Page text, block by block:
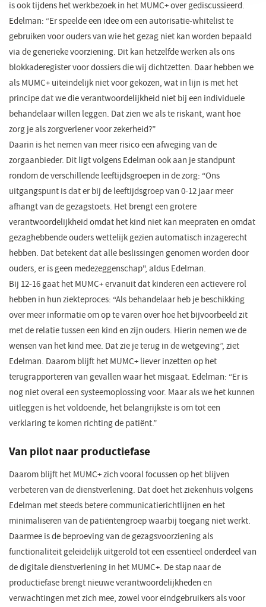
is ook tijdens het werkbezoek in het MUMC+ over gediscussieerd.
Edelman: “Er speelde een idee om een autorisatie-whitelist te
gebruiken voor ouders van wie het gezag niet kan worden bepaald
via de generieke voorziening. Dit kan hetzelfde werken als ons
blokkaderegister voor dossiers die wij dichtzetten. Daar hebben we
als MUMC+ uiteindelijk niet voor gekozen, wat in lijn is met het
principe dat we die verantwoordelijkheid niet bij een individuele
behandelaar willen leggen. Dat zien we als te riskant, want hoe
zorg je als zorgverlener voor zekerheid?”
Daarin is het nemen van meer risico een afweging van de
zorgaanbieder. Dit ligt volgens Edelman ook aan je standpunt
rondom de verschillende leeftijdsgroepen in de zorg: “Ons
uitgangspunt is dat er bij de leeftijdsgroep van 0-12 jaar meer
afhangt van de gezagstoets. Het brengt een grotere
verantwoordelijkheid omdat het kind niet kan meepraten en omdat
gezaghebbende ouders wettelijk gezien automatisch inzagerecht
hebben. Dat betekent dat alle beslissingen genomen worden door
ouders, er is geen medezeggenschap", aldus Edelman.
Bij 12-16 gaat het MUMC+ ervanuit dat kinderen een actievere rol
hebben in hun ziekteproces: “Als behandelaar heb je beschikking
over meer informatie om op te varen over hoe het bijvoorbeeld zit
met de relatie tussen een kind en zijn ouders. Hierin nemen we de
wensen van het kind mee. Dat zie je terug in de wetgeving”, ziet
Edelman. Daarom blijft het MUMC+ liever inzetten op het
terugrapporteren van gevallen waar het misgaat. Edelman: “Er is
nog niet overal een systeemoplossing voor. Maar als we het kunnen
uitleggen is het voldoende, het belangrijkste is om tot een
verklaring te komen richting de patiënt.”
Van pilot naar productiefase
Daarom blijft het MUMC+ zich vooral focussen op het blijven
verbeteren van de dienstverlening. Dat doet het ziekenhuis volgens
Edelman met steeds betere communicatierichtlijnen en het
minimaliseren van de patiëntengroep waarbij toegang niet werkt.
Daarmee is de beproeving van de gezagsvoorziening als
functionaliteit geleidelijk uitgerold tot een essentieel onderdeel van
de digitale dienstverlening in het MUMC+. De stap naar de
productiefase brengt nieuwe verantwoordelijkheden en
verwachtingen met zich mee, zowel voor eindgebruikers als voor